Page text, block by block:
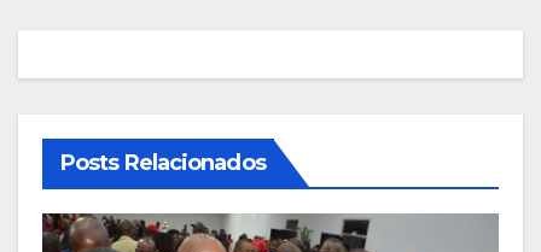
Posts Relacionados